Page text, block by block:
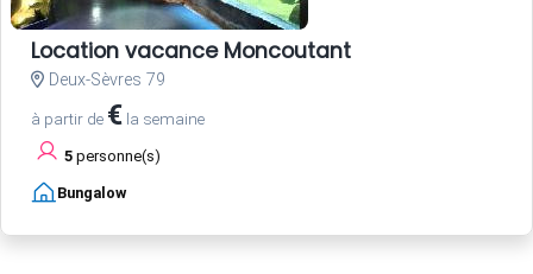
Location vacance Moncoutant
Deux-Sèvres 79
à partir de € la semaine
5 personne(s)
Bungalow